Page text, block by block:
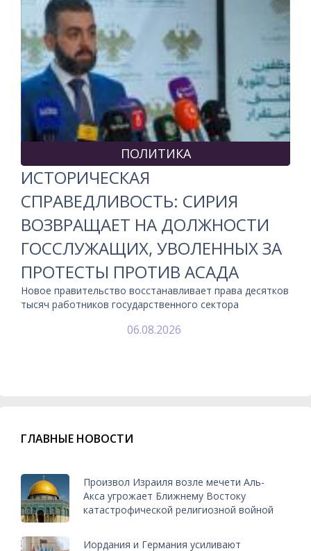
ПОЛИТИКА
ИСТОРИЧЕСКАЯ
СПРАВЕДЛИВОСТЬ: СИРИЯ
ВОЗВРАЩАЕТ НА ДОЛЖНОСТИ
ГОССЛУЖАЩИХ, УВОЛЕННЫХ ЗА
ПРОТЕСТЫ ПРОТИВ АСАДА
Новое правительство восстанавливает права десятков
тысяч работников государственного сектора
06.08.2026
ГЛАВНЫЕ НОВОСТИ
Произвол Израиля возле мечети Аль-
Акса угрожает Ближнему Востоку
катастрофической религиозной войной
Иордания и Германия усиливают